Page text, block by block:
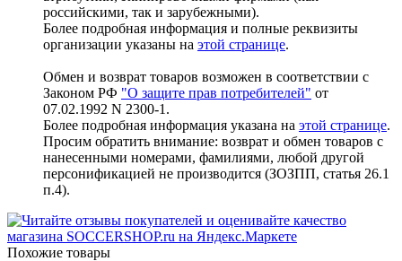
российскими, так и зарубежными).
Более подробная информация и полные реквизиты
организации указаны на этой странице.
Обмен и возврат товаров возможен в соответствии с
Законом РФ "О защите прав потребителей" от
07.02.1992 N 2300-1.
Более подробная информация указана на этой странице.
Просим обратить внимание: возврат и обмен товаров с
нанесенными номерами, фамилиями, любой другой
персонификацией не производится (ЗОЗПП, статья 26.1
п.4).
Похожие товары